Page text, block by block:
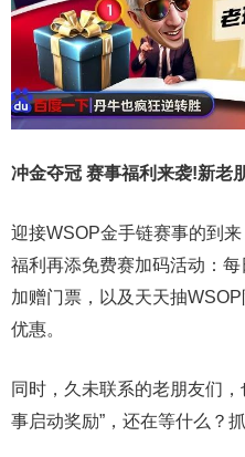
冲金夺冠 赛事福利来袭!新老
迎接WSOP金手链赛事的到
福利再添免费赛加码活动：
加赠门票，以及天天抽
优惠。
同时，久未联系的老朋友们
事启动奖励”，还在等什么？